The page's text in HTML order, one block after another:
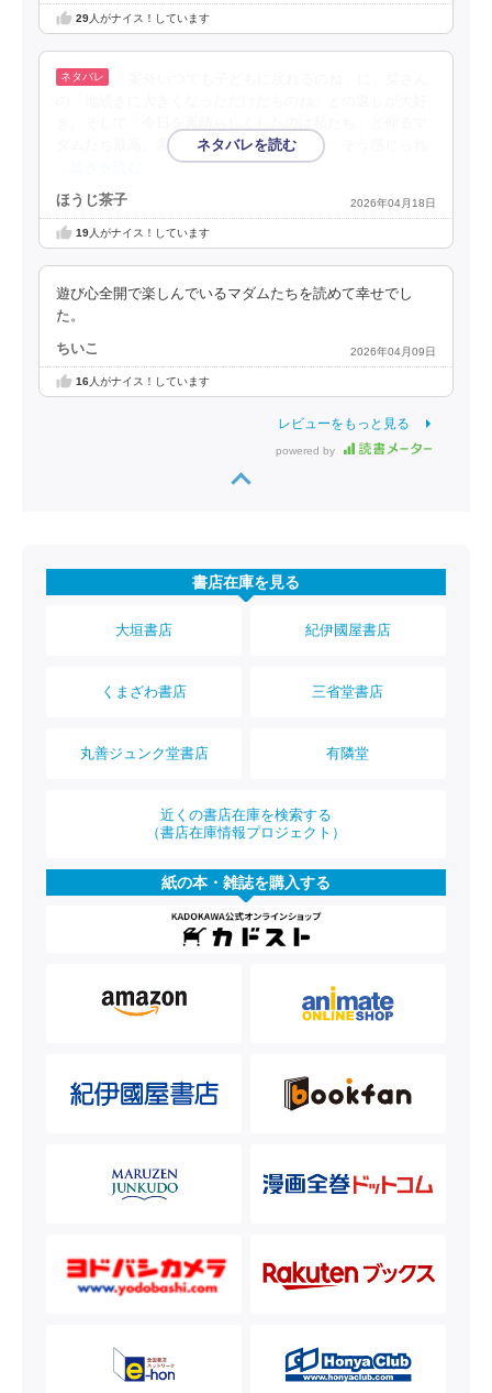
29人がナイス！しています
ダムたち最高。素晴らしくするかしないか、そう感じられ
ほうじ茶子 2026年04月18日
19人がナイス！しています
遊び心全開で楽しんでいるマダムたちを読めて幸せでし
た。
ちいこ 2026年04月09日
16人がナイス！しています
レビューをもっと見る
powered by
書店在庫を見る
大垣書店 紀伊國屋書店
くまざわ書店 三省堂書店
丸善ジュンク堂書店 有隣堂
近くの書店在庫を検索する
（書店在庫情報プロジェクト）
紙の本・雑誌を購入する